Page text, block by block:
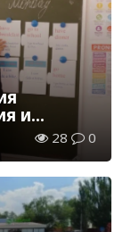
и
год
28 0